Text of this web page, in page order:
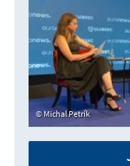
Michal Petrík